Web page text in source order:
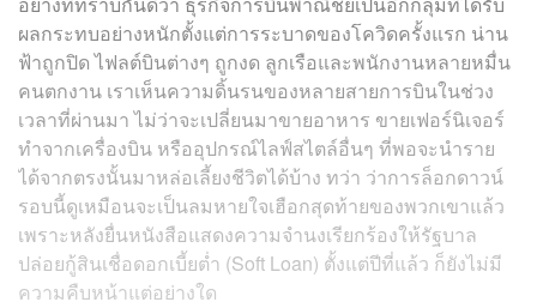
ผลกระทบอย่างหนักตั้งแต่การระบาดของโควิดครั้งแรก น่าน
ฟ้าถูกปิด ไฟลต์บินต่างๆ ถูกงด ลูกเรือและพนักงานหลายหมื่น
คนตกงาน เราเห็นความดิ้นรนของหลายสายการบินในช่วง
เวลาที่ผ่านมา ไม่ว่าจะเปลี่ยนมาขายอาหาร ขายเฟอร์นิเจอร์
ทำจากเครื่องบิน หรืออุปกรณ์ไลฟ์สไตล์อื่นๆ ที่พอจะนำราย
ได้จากตรงนั้นมาหล่อเลี้ยงชีวิตได้บ้าง ทว่า ว่าการล็อกดาวน์
รอบนี้ดูเหมือนจะเป็นลมหายใจเฮือกสุดท้ายของพวกเขาแล้ว
เพราะหลังยื่นหนังสือแสดงความจำนงเรียกร้องให้รัฐบาล
ปล่อยกู้สินเชื่อดอกเบี้ยต่ำ (Soft Loan) ตั้งแต่ปีที่แล้ว ก็ยังไม่มี
ความคืบหน้าแต่อย่างใด